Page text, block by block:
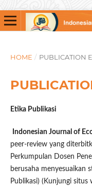
HOME / PUBLICATION
Etika Publikasi
Indonesian Journal of
peer-review yang
Perkumpulan Dosen
berusaha menyesuaikan
Publikasi) (Kunjungi situs